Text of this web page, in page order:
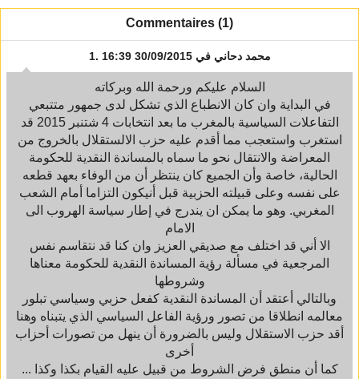
Commentaires (1)
1. محمد دحاني في 30/09/2015 16:39
السلام عليكم ورحمة الله وبركاته
في البداية وان كان الانطباع الذي تشكل لدى جمهور متتبعي
التفاعلات السياسية بالمغرب ما بعد انتخابات 4 شتنبر 2015 قد
استغرب واستعجب مما أقدم عليه حزب الالستقلال بالخروج من
المعراضة والانتقال نحو ما سماه بالمساندة النقدية للحكومة
الحالية، خاصة وأن الجميع كان ينتظر أن من الوفاء بعهد قطعه
على نفسه وعلى قبيلته الحزبية قبل أنيكون التزاما أمام الشعب
المغربي. وهو ما يمكن ان يندرج في إطار سياسة الهروب الى
الامام
الا أني قد اختلف مع صديقي العزيز وان كنا قد نتقاسم نفس
المرجعية في مسألة رؤية المساندة النقدية للحكومة معناها
وشروطها
وبالتالي أعتقد أن المساندة النقدية كفعل حزبي وسياسي تبلور
معالمه انطلاقا من تصور ورؤية الفاعل السياسي الذي يتبناه وهنا
أقد حزب الاستقلال وليس بالضرورة أن ينهل من تصورات أحزاب
أخرى
كما أن منطق فرض الشروط من قبيل عليه القيام بكذا وكذا ...